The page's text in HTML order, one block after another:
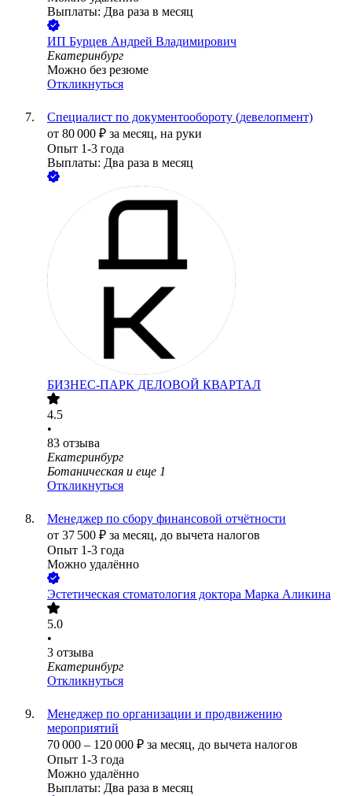
Выплаты: Два раза в месяц
ИП Бурцев Андрей Владимирович
Екатеринбург
Можно без резюме
Откликнуться
Специалист по документообороту (девелопмент)
от 80 000 ₽ за месяц, на руки
Опыт 1-3 года
Выплаты: Два раза в месяц
БИЗНЕС-ПАРК ДЕЛОВОЙ КВАРТАЛ
4.5
•
83 отзыва
Екатеринбург
Ботаническая и еще 1
Откликнуться
Менеджер по сбору финансовой отчётности
от 37 500 ₽ за месяц, до вычета налогов
Опыт 1-3 года
Можно удалённо
Эстетическая стоматология доктора Марка Аликина
5.0
•
3 отзыва
Екатеринбург
Откликнуться
Менеджер по организации и продвижению
мероприятий
70 000 – 120 000 ₽ за месяц, до вычета налогов
Опыт 1-3 года
Можно удалённо
Выплаты: Два раза в месяц